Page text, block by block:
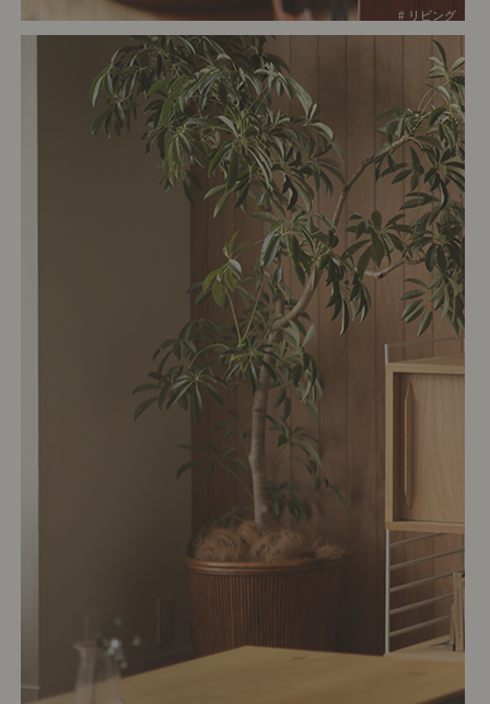
# リビング